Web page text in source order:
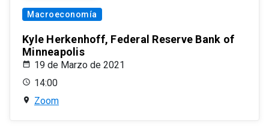
Macroeconomía
Kyle Herkenhoff, Federal Reserve Bank of
Minneapolis
19 de Marzo de 2021
14:00
Zoom